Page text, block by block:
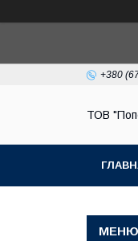
+380
ТОВ